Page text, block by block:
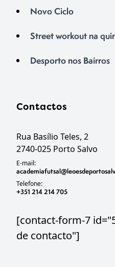
Novo Ciclo
Street workout na
Desporto nos Bairros
Contactos
Rua Basílio Teles, 2
2740-025 Porto Salvo
E-mail:
Telefone:
+351 214 214 705
[contact-form-7
de contacto"]